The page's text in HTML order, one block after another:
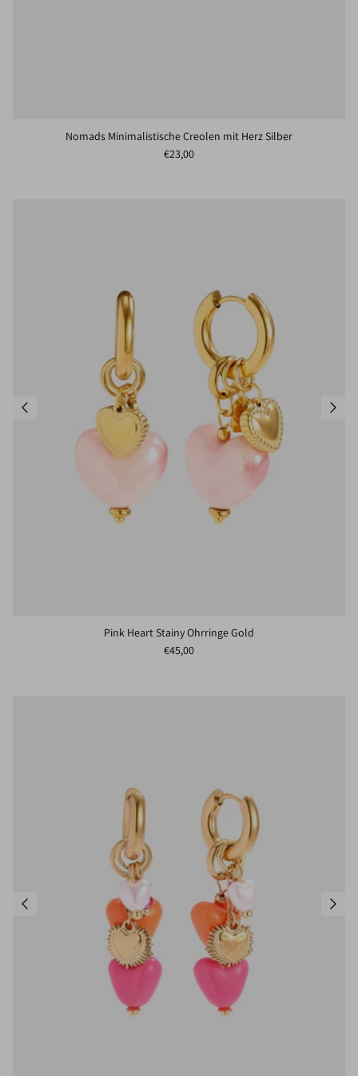
Nomads Minimalistische Creolen mit Herz Silber
Normaler Preis
€23,00
Pink Heart Stainy Ohrringe Gold
Normaler Preis
€45,00